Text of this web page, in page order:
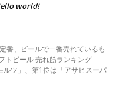
world!